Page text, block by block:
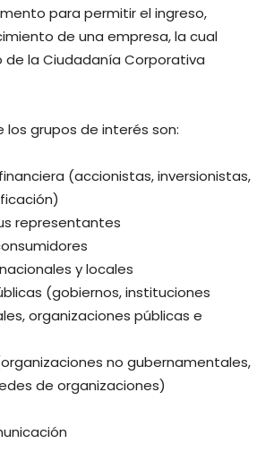
para permitir el ingreso,
de una empresa, la cual
la Ciudadanía Corporativa
grupos de interés son:
(accionistas, inversionistas,
representantes
y locales
(gobiernos, instituciones
organizaciones públicas e
no gubernamentales,
de organizaciones)